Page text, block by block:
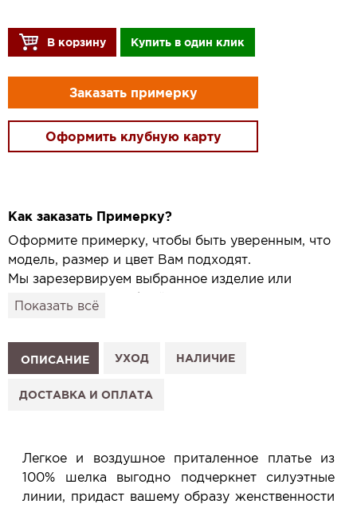
В корзину Купить в один клик
Заказать примерку
Оформить клубную карту
Как заказать Примерку?
Оформите примерку, чтобы быть уверенным, что
модель, размер и цвет Вам подходят.
Мы зарезервируем выбранное изделие или
привезём его в удобный для вас салон и
1. Выберите изделие на сайте.
2. Нажмите «Заказать примерку» и выберите салон.
3. Заполните форму и отправьте заявку.
Услуга бесплатная и ни к чему не обязывает: Вы
примеряете в салоне и уже на месте решаете,
Показать всё
ОПИСАНИЕ УХОД НАЛИЧИЕ
ДОСТАВКА И ОПЛАТА
Легкое и воздушное приталенное платье из
100% шелка выгодно подчеркнет силуэтные
линии, придаст вашему образу женственности